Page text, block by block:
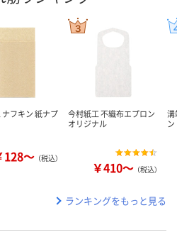
ナフキン 紙ナプ
128～ （税込）
今村紙工 不織布エプロン
オリジナル
￥410～ （税込）
ン
ランキングをもっと見る